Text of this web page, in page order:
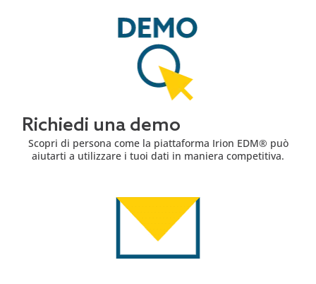
Richiedi una demo
Scopri di persona come la piattaforma Irion EDM® può
aiutarti a utilizzare i tuoi dati in maniera competitiva.